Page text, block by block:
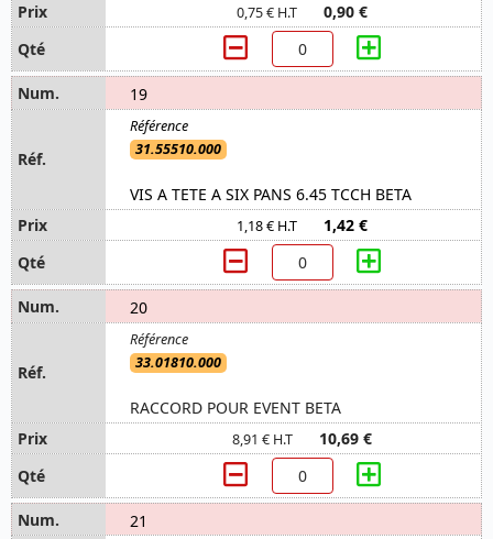
0,75 € H.T 0,90 €
19
31.55510.000
VIS A TETE A SIX PANS 6.45 TCCH BETA
1,18 € H.T 1,42 €
20
33.01810.000
RACCORD POUR EVENT BETA
8,91 € H.T 10,69 €
21